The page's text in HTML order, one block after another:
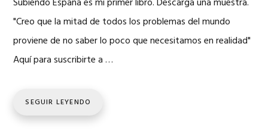
Subiendo España es mi primer libro. Descarga una muestra.
"Creo que la mitad de todos los problemas del mundo
proviene de no saber lo poco que necesitamos en realidad"
Aquí para suscribirte a …
SEGUIR LEYENDO